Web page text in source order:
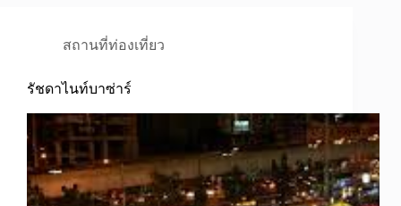
สถานที่ท่องเที่ยว
รัชดาไนท์บาซ่าร์